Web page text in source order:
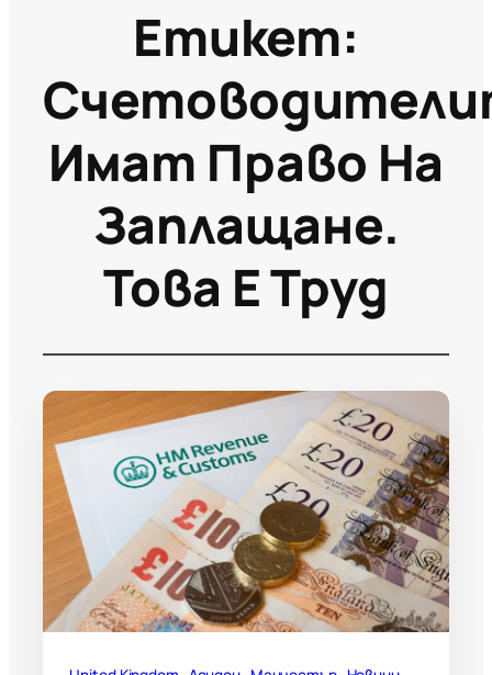
Етикет:
Имат Право На
Заплащане.
Това Е Труд